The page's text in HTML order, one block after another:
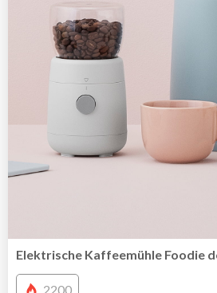
Elektrische Kaffeemühle Foodie
2200